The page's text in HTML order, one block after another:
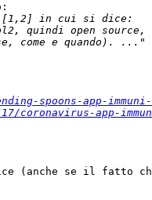
spoons-app-
coronavirus-app-
(anche se il fatto